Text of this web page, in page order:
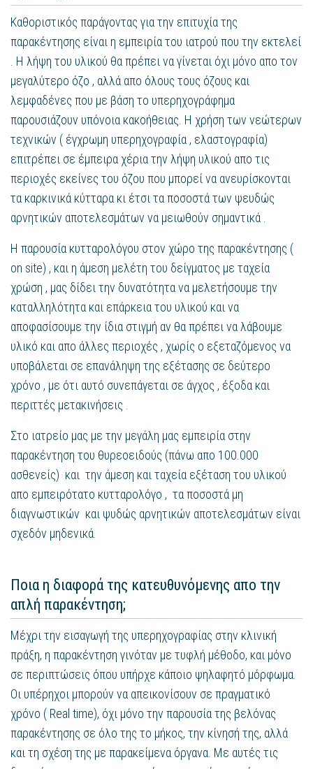
Καθοριστικός παράγοντας για την επιτυχία της
παρακέντησης είναι η εμπειρία του ιατρού που την εκτελεί
. Η λήψη του υλικού θα πρέπει να γίνεται όχι μόνο απο τον
μεγαλύτερο όζο , αλλά απο όλους τους όζους και
λεμφαδένες που με βάση το υπερηχογράφημα
παρουσιάζουν υπόνοια κακοήθειας. Η χρήση των νεώτερων
τεχνικών ( έγχρωμη υπερηχογραφία , ελαστογραφία)
επιτρέπει σε έμπειρα χέρια την λήψη υλικού απο τις
περιοχές εκείνες του όζου που μπορεί να ανευρίσκονται
τα καρκινικά κύτταρα κι έτσι τα ποσοστά των ψευδώς
αρνητικών αποτελεσμάτων να μειωθούν σημαντικά .
Η παρουσία κυτταρολόγου στον χώρο της παρακέντησης (
on site) , και η άμεση μελέτη του δείγματος με ταχεία
χρώση , μας δίδει την δυνατότητα να μελετήσουμε την
καταλληλότητα και επάρκεια του υλικού και να
αποφασίσουμε την ίδια στιγμή αν θα πρέπει να λάβουμε
υλικό και απο άλλες περιοχές , χωρίς ο εξεταζόμενος να
υποβάλεται σε επανάληψη της εξέτασης σε δεύτερο
χρόνο , με ότι αυτό συνεπάγεται σε άγχος , έξοδα και
περιττές μετακινήσεις .
Στο ιατρείο μας με την μεγάλη μας εμπειρία στην
παρακέντηση του θυρεοειδούς (πάνω απο 100.000
ασθενείς) και την άμεση και ταχεία εξέταση του υλικού
απο εμπειρότατο κυτταρολόγο , τα ποσοστά μη
διαγνωστικών και ψυδώς αρνητικών αποτελεσμάτων είναι
σχεδόν μηδενικά.
Ποια η διαφορά της κατευθυνόμενης απο την
απλή παρακέντηση;
Μέχρι την εισαγωγή της υπερηχογραφίας στην κλινική
πράξη, η παρακέντηση γινόταν με τυφλή μέθοδο, και μόνο
σε περιπτώσεις όπου υπήρχε κάποιο ψηλαφητό μόρφωμα.
Οι υπέρηχοι μπορούν να απεικονίσουν σε πραγματικό
χρόνο ( Real time), όχι μόνο την παρουσία της βελόνας
παρακέντησης σε όλο της το μήκος, την κίνησή της, αλλά
και τη σχέση της με παρακείμενα όργανα. Με αυτές τις